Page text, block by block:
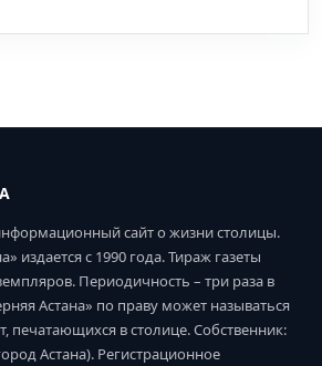
сайт о жизни столицы.
издается с 1990 года. Тираж газеты
Периодичность – три раза в
Астана» по праву может называться
печатающихся в столице. Собственник:
Астана). Регистрационное